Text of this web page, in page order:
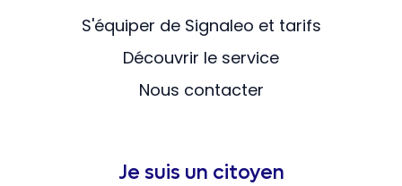
S'équiper de Signaleo et tarifs
Découvrir le service
Nous contacter
Je suis un citoyen